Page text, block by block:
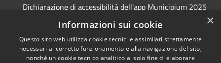
Dichiarazione di accessibilità dell'app Municipium 2025
Obiettivi accessibilità 2025
×
Informazioni sui cookie
Questo sito web utilizza cookie tecnici e assimilati strettamente
necessari al corretto funzionamento e alla navigazione del sito,
nonché un cookie tecnico analitico al solo fine di elaborare